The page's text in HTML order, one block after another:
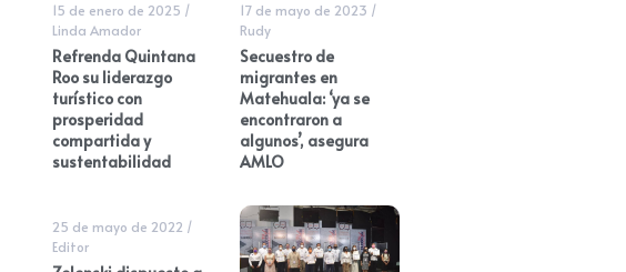
15 de enero de 2025 /
Linda Amador
Refrenda Quintana
Roo su liderazgo
turístico con
prosperidad
compartida y
sustentabilidad
17 de mayo de 2023 /
Rudy
Secuestro de
migrantes en
Matehuala: ‘ya se
encontraron a
algunos’, asegura
AMLO
25 de mayo de 2022 /
Editor